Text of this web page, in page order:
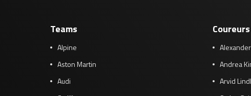
Teams
Alpine
Aston Martin
Audi
Coureurs
Andrea
Arvid